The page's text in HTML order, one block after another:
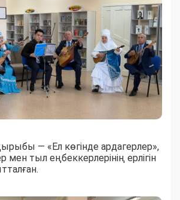
— «Ел көгінде ардагерлер»,
мен тыл еңбеккерлерінің ерлігін